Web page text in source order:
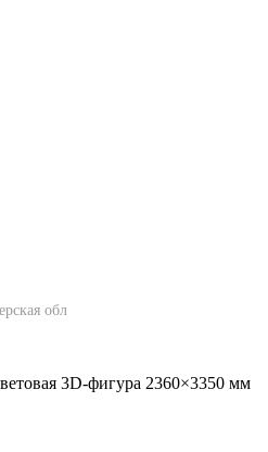
обл
3D-фигура 2360×3350 мм